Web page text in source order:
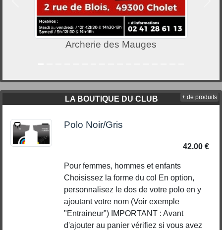
Archerie des Mauges
Précedent
LA BOUTIQUE DU CLUB
Polo Noir/Gris
42.00 €
Pour femmes, hommes et enfants
Choisissez la forme du col En option,
personnalisez le dos de votre polo en y
ajoutant votre nom (Voir exemple
"Entraineur") IMPORTANT : Avant
d'ajouter au panier vérifiez si vous avez
+ de produits